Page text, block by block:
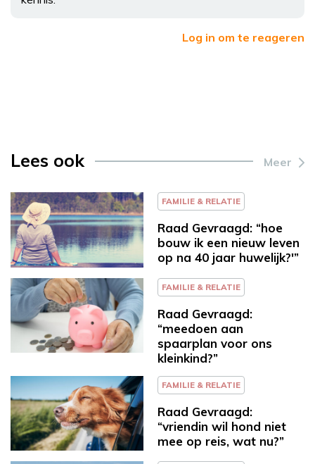
Log in om te reageren
Lees ook Meer
FAMILIE & RELATIE
Raad Gevraagd: “hoe
bouw ik een nieuw leven
op na 40 jaar huwelijk?'”
FAMILIE & RELATIE
Raad Gevraagd:
“meedoen aan
spaarplan voor ons
kleinkind?”
FAMILIE & RELATIE
Raad Gevraagd:
“vriendin wil hond niet
mee op reis, wat nu?”